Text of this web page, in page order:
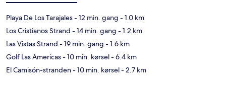
Playa De Los Tarajales- 12 min. gang - 1.0 km
Los Cristianos Strand - 14 min. gang - 1.2 km
Las Vistas Strand - 19 min. gang - 1.6 km
Golf Las Americas- 10 min. kørsel- 6.4 km
El Camisón-stranden- 10 min. kørsel- 2.7 km